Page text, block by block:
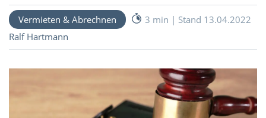
Vermieten & Abrechnen
3 min | Stand 13.04.2022
Ralf Hartmann